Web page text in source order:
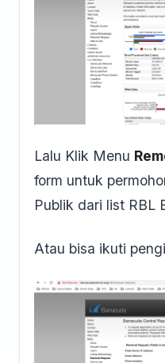
Lalu Klik Menu
form untuk
Publik dari list RBL
Atau bisa ikuti